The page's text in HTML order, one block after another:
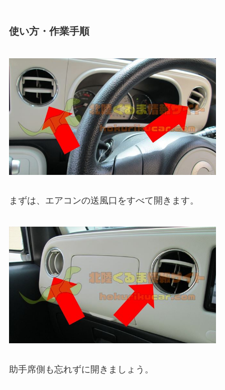
使い方・作業手順
まずは、エアコンの送風口をすべて開きます。
助手席側も忘れずに開きましょう。